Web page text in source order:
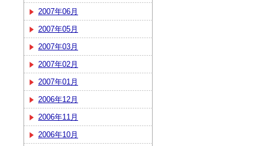
2007年06月
2007年05月
2007年03月
2007年02月
2007年01月
2006年12月
2006年11月
2006年10月